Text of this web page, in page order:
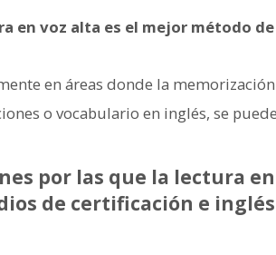
en voz alta es el mejor método
en áreas donde la
o vocabulario en inglés, se
por las que la lectura
de certificación e inglés